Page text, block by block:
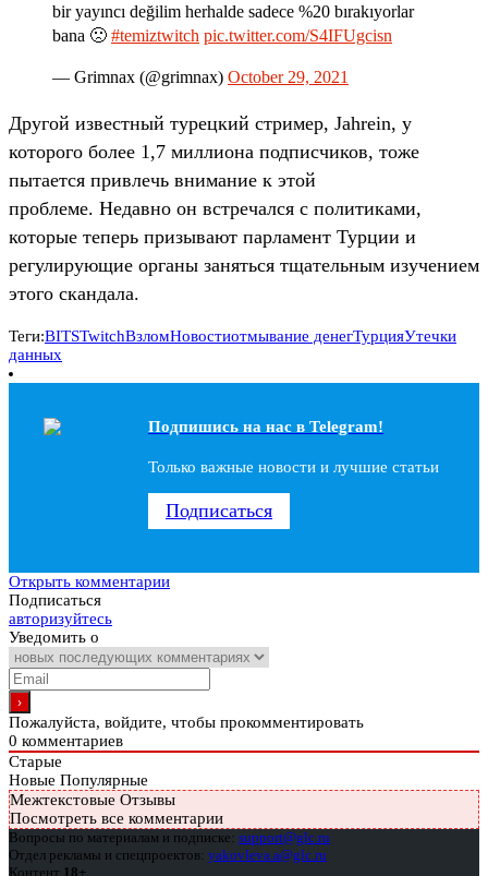
bir yayıncı değilim herhalde sadece %20 bırakıyorlar
bana 🙁 #temiztwitch pic.twitter.com/S4IFUgcisn
— Grimnax (@grimnax) October 29, 2021
Другой известный турецкий стример, Jahrein, у
которого более 1,7 миллиона подписчиков, тоже
пытается привлечь внимание к этой
проблеме. Недавно он встречался с политиками,
которые теперь призывают парламент Турции и
регулирующие органы заняться тщательным изучением
этого скандала.
Теги:BITSTwitchВзломНовостиотмывание денегТурцияУтечки
данных
Подпишись на наc в Telegram!
Только важные новости и лучшие статьи
Подписаться
Открыть комментарии
Подписаться
авторизуйтесь
Уведомить о
Пожалуйста, войдите, чтобы прокомментировать
0 комментариев
Старые
Новые Популярные
Межтекстовые Отзывы
Посмотреть все комментарии
Вопросы по материалам и подписке: support@glc.ru
Отдел рекламы и спецпроектов: yakovleva.a@glc.ru
Контент 18+